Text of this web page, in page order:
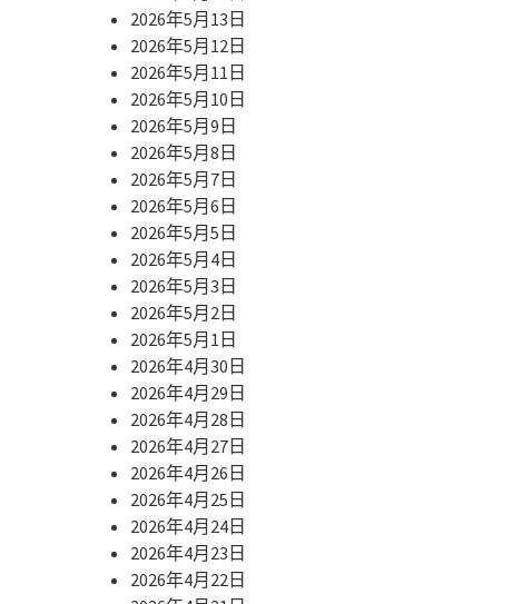
2026年5月13日
2026年5月12日
2026年5月11日
2026年5月10日
2026年5月9日
2026年5月8日
2026年5月7日
2026年5月6日
2026年5月5日
2026年5月4日
2026年5月3日
2026年5月2日
2026年5月1日
2026年4月30日
2026年4月29日
2026年4月28日
2026年4月27日
2026年4月26日
2026年4月25日
2026年4月24日
2026年4月23日
2026年4月22日